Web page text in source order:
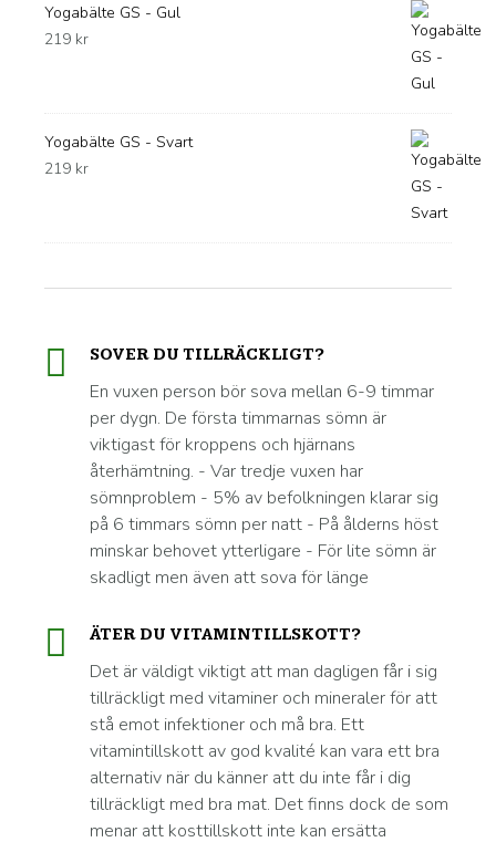
Yogabälte GS - Gul
219 kr
Yogabälte GS - Svart
219 kr
SOVER DU TILLRÄCKLIGT?
En vuxen person bör sova mellan 6-9 timmar
per dygn. De första timmarnas sömn är
viktigast för kroppens och hjärnans
återhämtning. - Var tredje vuxen har
sömnproblem - 5% av befolkningen klarar sig
på 6 timmars sömn per natt - På ålderns höst
minskar behovet ytterligare - För lite sömn är
skadligt men även att sova för länge
ÄTER DU VITAMINTILLSKOTT?
Det är väldigt viktigt att man dagligen får i sig
tillräckligt med vitaminer och mineraler för att
stå emot infektioner och må bra. Ett
vitamintillskott av god kvalité kan vara ett bra
alternativ när du känner att du inte får i dig
tillräckligt med bra mat. Det finns dock de som
menar att kosttillskott inte kan ersätta